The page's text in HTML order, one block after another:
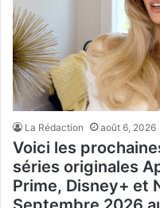
La Rédaction août 6, 2026
Voici les
séries originales
Prime, Disney+ et